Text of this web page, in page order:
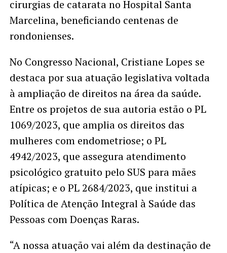
cirurgias de catarata no Hospital Santa
Marcelina, beneficiando centenas de
rondonienses.
No Congresso Nacional, Cristiane Lopes se
destaca por sua atuação legislativa voltada
à ampliação de direitos na área da saúde.
Entre os projetos de sua autoria estão o PL
1069/2023, que amplia os direitos das
mulheres com endometriose; o PL
4942/2023, que assegura atendimento
psicológico gratuito pelo SUS para mães
atípicas; e o PL 2684/2023, que institui a
Política de Atenção Integral à Saúde das
Pessoas com Doenças Raras.
“A nossa atuação vai além da destinação de